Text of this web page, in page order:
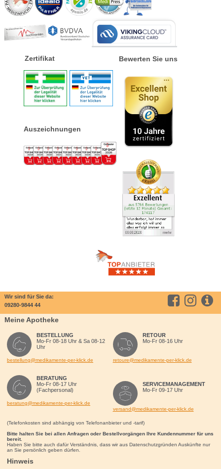
Zertifikat
Auszeichnungen
Bewerten Sie uns
Wir sind für Sie da:
09280-9844 44
Meine Apotheke
BESTELLUNG
Mo-Fr 08-18 Uhr & Sa 08-12
Uhr
bestellung@medikamente-per-klick.de
BERATUNG
Mo-Fr 08-17 Uhr
(Fachpersonal)
beratung@medikamente-per-klick.de
RETOUR
Mo-Fr 08-16 Uhr
retoure@medikamente-per-klick.de
SERVICEMANAGEMENT
Mo-Fr 09-17 Uhr
versand@medikamente-per-klick.de
(Telefonkosten sind abhängig von Telefonanbieter und -tarif)
Bitte halten Sie bei allen Anfragen oder Bestellvorgängen Ihre Kundennummer für uns
bereit.
Haben Sie bitte auch dafür Verständnis, dass wir aus Datenschutzgründen Auskünfte nur
an Sie persönlich geben dürfen.
Hinweis